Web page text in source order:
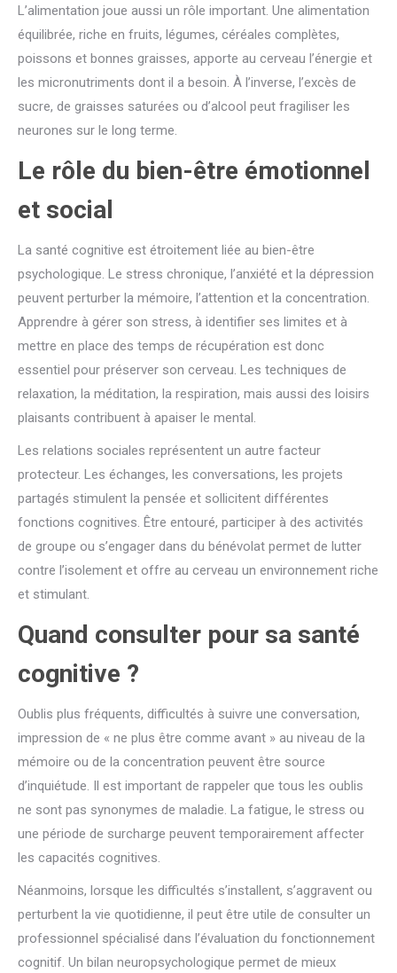
L’alimentation joue aussi un rôle important. Une alimentation
équilibrée, riche en fruits, légumes, céréales complètes,
poissons et bonnes graisses, apporte au cerveau l’énergie et
les micronutriments dont il a besoin. À l’inverse, l’excès de
sucre, de graisses saturées ou d’alcool peut fragiliser les
neurones sur le long terme.
Le rôle du bien-être émotionnel
et social
La santé cognitive est étroitement liée au bien-être
psychologique. Le stress chronique, l’anxiété et la dépression
peuvent perturber la mémoire, l’attention et la concentration.
Apprendre à gérer son stress, à identifier ses limites et à
mettre en place des temps de récupération est donc
essentiel pour préserver son cerveau. Les techniques de
relaxation, la méditation, la respiration, mais aussi des loisirs
plaisants contribuent à apaiser le mental.
Les relations sociales représentent un autre facteur
protecteur. Les échanges, les conversations, les projets
partagés stimulent la pensée et sollicitent différentes
fonctions cognitives. Être entouré, participer à des activités
de groupe ou s’engager dans du bénévolat permet de lutter
contre l’isolement et offre au cerveau un environnement riche
et stimulant.
Quand consulter pour sa santé
cognitive ?
Oublis plus fréquents, difficultés à suivre une conversation,
impression de « ne plus être comme avant » au niveau de la
mémoire ou de la concentration peuvent être source
d’inquiétude. Il est important de rappeler que tous les oublis
ne sont pas synonymes de maladie. La fatigue, le stress ou
une période de surcharge peuvent temporairement affecter
les capacités cognitives.
Néanmoins, lorsque les difficultés s’installent, s’aggravent ou
perturbent la vie quotidienne, il peut être utile de consulter un
professionnel spécialisé dans l’évaluation du fonctionnement
cognitif. Un bilan neuropsychologique permet de mieux